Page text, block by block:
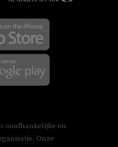
onafhankelijke en
Onze